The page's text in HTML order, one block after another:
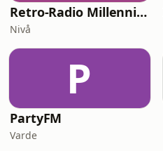
Retro-Radio Millennium
Nivå
P
PartyFM
Varde